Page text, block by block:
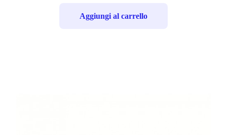
Aggiungi al carrello